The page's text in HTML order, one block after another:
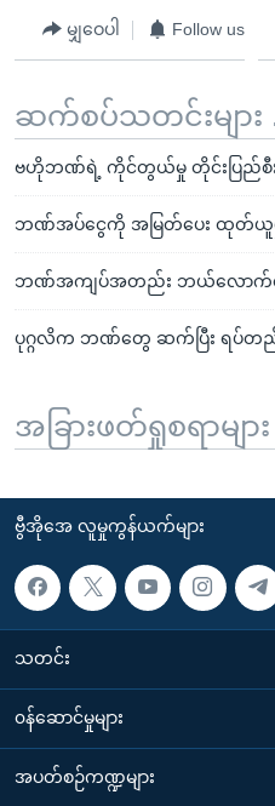
မျှဝေပါ Follow us
ဆက်စပ်သတင်းများ
ဗဟိုဘဏ်ရဲ့ ကိုင်တွယ်မှု တိုင်းပြည်စီးပွ
ဘဏ်အပ်ငွေကို အမြတ်ပေး ထုတ်ယူ
ဘဏ်အကျပ်အတည်း ဘယ်လောက်
ပုဂ္ဂလိက ဘဏ်တွေ ဆက်ပြီး ရပ်တည်နို
အခြားဖတ်ရှုစရာများ
ဗွီအိုအေ လူမှုကွန်ယက်များ
သတင်း
၀န်ဆောင်မှုများ
အပတ်စဉ်ကဏ္ဍများ